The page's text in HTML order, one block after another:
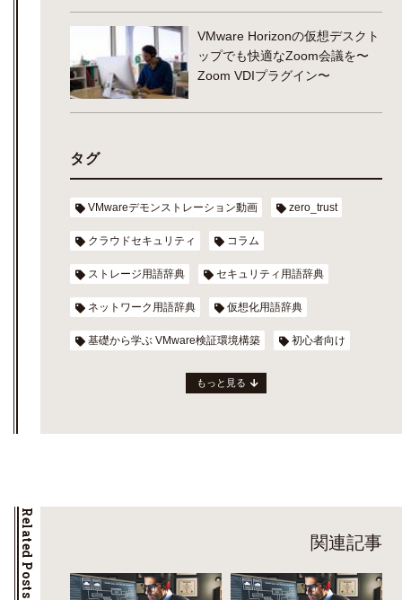
VMware Horizonの仮想デスクト
ップでも快適なZoom会議を〜
Zoom VDIプラグイン〜
タグ
VMwareデモンストレーション動画 zero_trust
クラウドセキュリティ コラム
ストレージ用語辞典 セキュリティ用語辞典
ネットワーク用語辞典 仮想化用語辞典
基礎から学ぶ VMware検証環境構築 初心者向け
もっと見る
Related Posts 関連記事